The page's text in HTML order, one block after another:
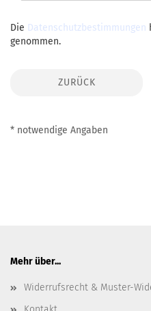
DATENSCHUTZBESTIMMUNGEN
Die Datenschutzbestimmungen
genommen.
ZURÜCK
* notwendige Angaben
Mehr über...
Widerrufsrecht & Muster-